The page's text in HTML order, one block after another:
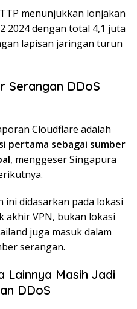
menunjukkan lonjakan
2024 dengan total 4,1 juta
lapisan jaringan turun
Serangan DDoS
Cloudflare adalah
pertama sebagai sumber
, menggeser Singapura
didasarkan pada lokasi
akhir VPN, bukan lokasi
juga masuk dalam
serangan.
Lainnya Masih Jadi
DDoS